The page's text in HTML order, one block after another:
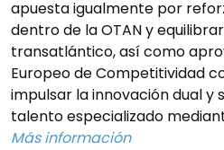
apuesta igualmente por
dentro de la OTAN y
transatlántico, así como
Europeo de Competitividad
impulsar la innovación dual y
talento especializado
Más información